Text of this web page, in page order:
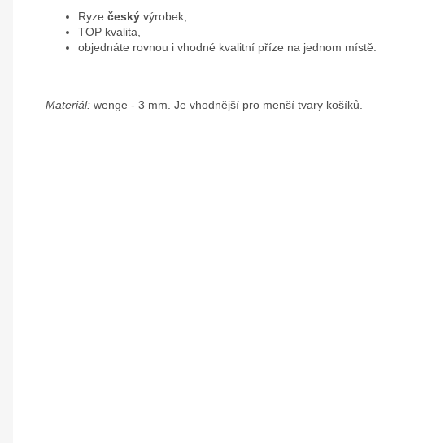
Ryze český výrobek,
TOP kvalita,
objednáte rovnou i vhodné kvalitní příze na jednom místě.
Materiál: wenge - 3 mm. Je vhodnější pro menší tvary košíků.